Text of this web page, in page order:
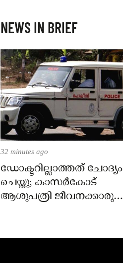
NEWS IN BRIEF
32 minutes ago
ഡോക്ടറില്ലാത്തത് ചോദ്യം
ചെയ്തു; കാസർകോട്
ആശുപത്രി ജീവനക്കാരുടെ